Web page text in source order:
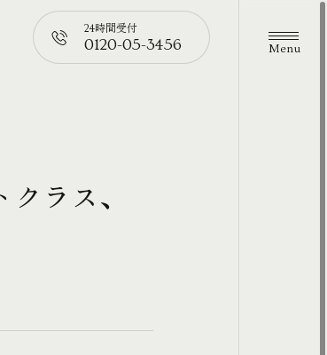
📞
24時間受付
0120-05-3456 メニ
ラス、